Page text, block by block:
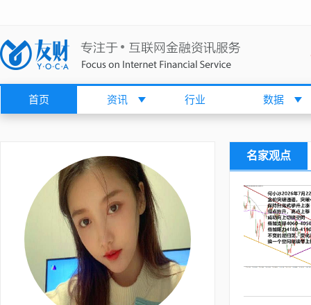
首页 资讯 行业 数据
名家观点